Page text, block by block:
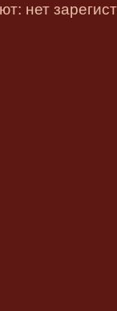
нет